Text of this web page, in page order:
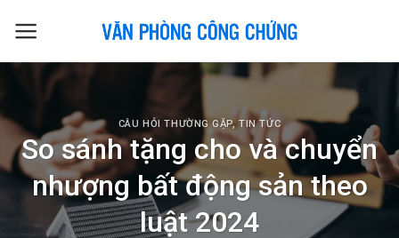
CÂU HỎI THƯỜNG GẶP,TIN TỨC
So sánh tặng cho và chuyển
nhượng bất động sản theo
luật 2024